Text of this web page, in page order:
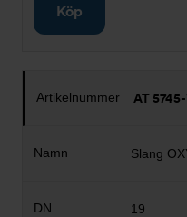
Köp
AT
Slang
19